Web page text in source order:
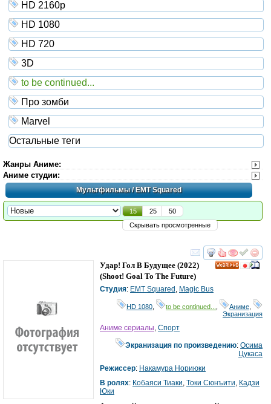
HD 2160р
HD 1080
HD 720
3D
to be continued...
Про зомби
Marvel
Остальные теги
Жанры Аниме:
Аниме студии:
Мультфильмы/ EMT Squared
15 25
50
Скрывать просмотренные
смотреть
Удар! Гол В Будущее (2022)
(Shoot! Goal To The Future)
Студия: EMT Squared , Magic Bus
HD 1080 to be continued... Аниме
Экранизация
Аниме сериалы, Спорт
Экранизация по произведению:Осима
Цукаса
Режиссер: Накамура Нориюки
В ролях: Кобаяси Тиаки, Токи Сюнъити, Кадзи
Юки